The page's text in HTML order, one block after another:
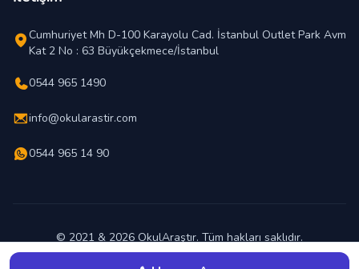
Cumhuriyet Mh D-100 Karayolu Cad. İstanbul Outlet Park Avm
Kat 2 No : 63 Büyükçekmece/İstanbul
0544 965 1490
info@okularastir.com
0544 965 14 90
© 2021 & 2026 OkulAraştır. Tüm hakları saklıdır.